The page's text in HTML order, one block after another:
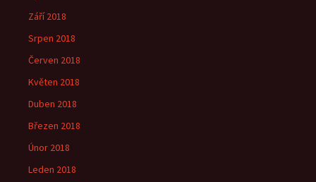
Září 2018
Srpen 2018
Červen 2018
Květen 2018
Duben 2018
Březen 2018
Únor 2018
Leden 2018